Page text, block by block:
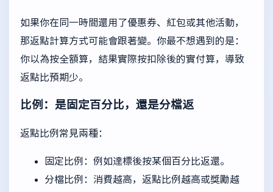
如果你在同一時間還用了優惠券、紅包或其他活動，
那返點計算方式可能會跟著變。你最不想遇到的是：
你以為按全額算，結果實際按扣除後的實付算，導致
返點比預期少。
比例：是固定百分比，還是分檔返
返點比例常見兩種：
固定比例：例如達標後按某個百分比返還。
分檔比例：消費越高，返點比例越高或獎勵越